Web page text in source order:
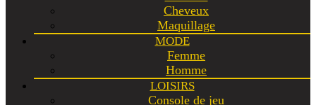
Cheveux
Maquillage
MODE
Femme
Homme
LOISIRS
Console de jeu